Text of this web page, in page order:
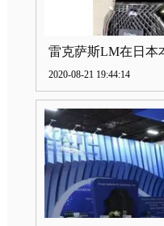
2020-08-21 19:44:14